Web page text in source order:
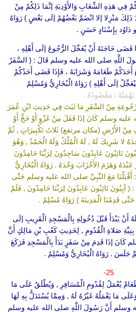
فِي هَذِهِ الشِّعَابِ وَالأَوْدِيَةِ إنَّمَا ذَلِكُمْ مِنْ
ذَلِكَ مَنْزِلا إلا انْضَمَّ بَعْضُهُمْ إلَى بَعْضٍ ) رَوَاهُ
دَاوُد بِإِسْنَادٍ حَسَنٍ .
قَضَى حَاجَتَهُ أَنْ يُعَجِّلَ الرُّجُوعَ إلَى أَهْلِهِ ،
اللَّهِ صلى الله عليه وسلم قَالَ : ( السَّفَرُ
أَحَدَكُمْ طَعَامَهُ وَشَرَابَهُ ، فَإِذَا قَضَى أَحَدُكُمْ
إلَى أَهْلِهِ ) رَوَاهُ الْبُخَارِيُّ وَمُسْلِمٌ
نَهْمَتُهُ : مَقْصُودُهُ .
مِنْ السَّفَرِ مَا ثَبَتَ فِي حَدِيثِ ابْنِ عُمَرَ
عليه وسلم كَانَ إذَا قَفَلَ مِنْ غَزْوٍ أَوْ حَجٍّ أَوْ
الأَرْضِ (مكان مرتفع) ثَلاثَ تَكْبِيرَاتٍ , ثُمَّ
لا شَرِيكَ لَهُ , لَهُ الْمُلْكُ وَلَهُ الْحَمْدُ , وَهُوَ
تَائِبُونَ عَابِدُونَ سَاجِدُونَ لِرَبِّنَا حَامِدُونَ
وَهَزَمَ الأَحْزَابَ وَحْدَهُ . رَوَاهُ الْبُخَارِيُّ
مَعَ النَّبِيِّ صلى الله عليه وسلم حَتَّى
: ( آيِبُونَ تَائِبُونَ عَابِدُونَ لِرَبِّنَا حَامِدُونَ , فَلَمْ
قَدِمْنَا الْمَدِينَةَ ) رَوَاهُ مُسْلِمٌ .
أَنْ يَبْدَأَ قَبْلَ دُخُولِهِ بِالْمَسْجِدِ الْقَرِيبِ إلَى
بِنِيَّةِ صَلاةِ الْقُدُومِ , لِحَدِيثِ كَعْبِ بْنِ مَالِكٍ أَنَّ
كَانَ إذَا قَدِمَ مِنْ سَفَرٍ بَدَأَ بِالْمَسْجِدِ فَرَكَعَ
جَلَسَ . رَوَاهُ الْبُخَارِيُّ وَمُسْلِمٌ .
25-
يُعْمَلُ لِقُدُومِ الْمُسَافِرِ , وَيُطْلَقُ عَلَى مَا
مَا يَعْمَلُهُ غَيْرُهُ لَهُ , وَمِمَّا يُسْتَدَلُّ بِهِ لَهَا
وسلم أَنَّ رَسُولَ اللَّهِ صلى الله عليه وسلم